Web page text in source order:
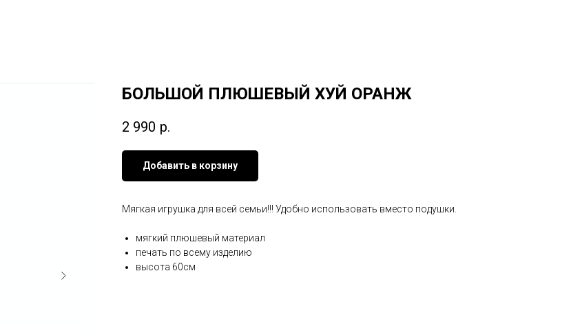
БОЛЬШОЙ ПЛЮШЕВЫЙ ХУЙ ОРАНЖ
2 990 р.
Добавить в корзину
Мягкая игрушка для всей семьи!!! Удобно использовать вместо подушки.
мягкий плюшевый материал
печать по всему изделию
высота 60см